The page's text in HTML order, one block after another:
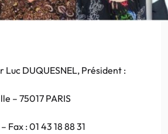
Luc DUQUESNEL, Président :
– 75017 PARIS
Fax : 01 43 18 88 31